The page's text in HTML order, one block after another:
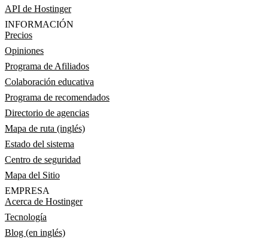
API de Hostinger
INFORMACIÓN
Precios
Opiniones
Programa de Afiliados
Colaboración educativa
Programa de recomendados
Directorio de agencias
Mapa de ruta (inglés)
Estado del sistema
Centro de seguridad
Mapa del Sitio
EMPRESA
Acerca de Hostinger
Tecnología
Blog (en inglés)